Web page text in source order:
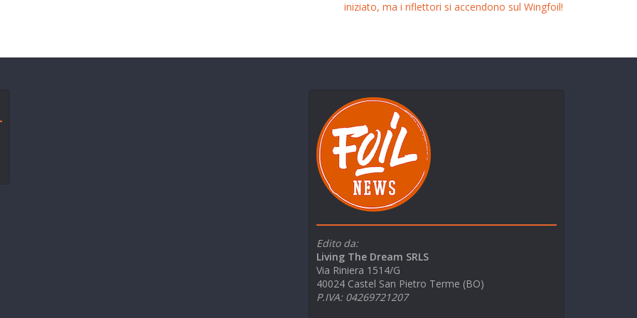
iniziato, ma i riflettori si accendono sul Wingfoil!
Edito da:
Living The Dream SRLS
Via Riniera 1514/G
40024 Castel San Pietro Terme (BO)
P.IVA: 04269721207